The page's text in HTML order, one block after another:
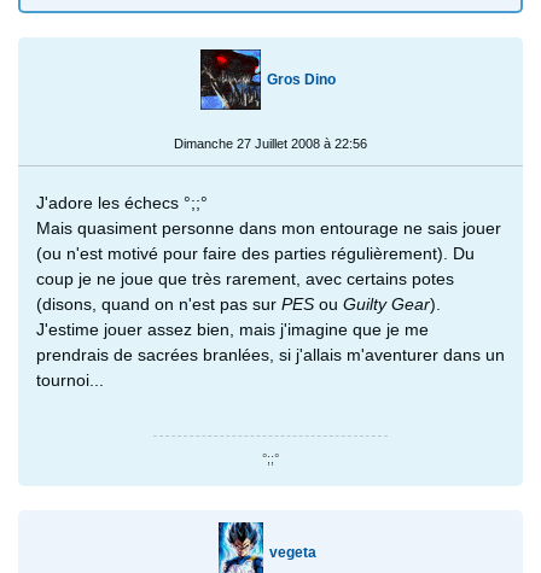
Gros Dino
Dimanche 27 Juillet 2008 à 22:56
J'adore les échecs °;;°
Mais quasiment personne dans mon entourage ne sais jouer
(ou n'est motivé pour faire des parties régulièrement). Du
coup je ne joue que très rarement, avec certains potes
(disons, quand on n'est pas sur PES ou Guilty Gear).
J'estime jouer assez bien, mais j'imagine que je me
prendrais de sacrées branlées, si j'allais m'aventurer dans un
tournoi...
°;;°
vegeta